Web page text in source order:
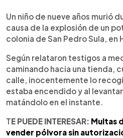
Escuchar artículo
Un niño de nueve años murió
causa de la explosión de un
colonia de San Pedro Sula, en
Según relataron testigos a
caminando hacia una tienda,
calle, inocentemente lo
estaba encendido y al
matándolo en el instante.
TE PUEDE INTERESAR: Multas
vender pólvora sin